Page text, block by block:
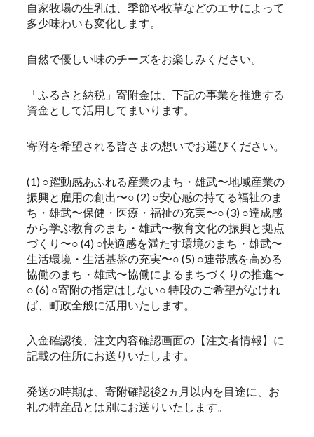
自家牧場の生乳は、季節や牧草などのエサによって
多少味わいも変化します。
自然で優しい味のチーズをお楽しみください。
「ふるさと納税」寄附金は、下記の事業を推進する
資金として活用してまいります。
寄附を希望される皆さまの想いでお選びください。
(1) ○躍動感あふれる産業のまち・雄武〜地域産業の
振興と雇用の創出〜○ (2) ○安心感の持てる福祉のま
ち・雄武〜保健・医療・福祉の充実〜○ (3) ○達成感
から学ぶ教育のまち・雄武〜教育文化の振興と拠点
づくり〜○ (4) ○快適感を満たす環境のまち・雄武〜
生活環境・生活基盤の充実〜○ (5) ○連帯感を高める
協働のまち・雄武〜協働によるまちづくりの推進〜
○ (6) ○寄附の指定はしない○ 特段のご希望がなけれ
ば、町政全般に活用いたします。
入金確認後、注文内容確認画面の【注文者情報】に
記載の住所にお送りいたします。
発送の時期は、寄附確認後2ヵ月以内を目途に、お
礼の特産品とは別にお送りいたします。